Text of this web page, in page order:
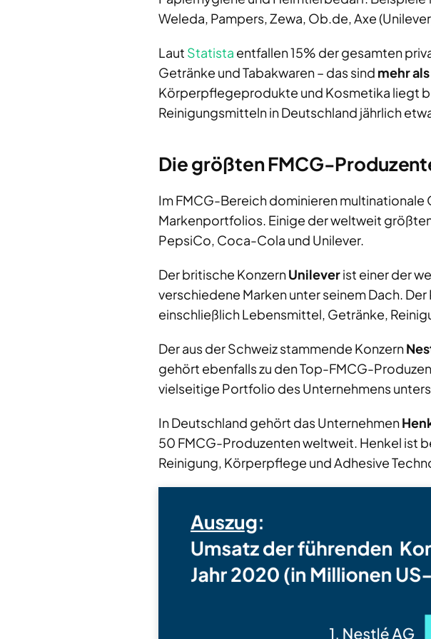
Weleda, Pampers, Zewa, Ob.de, Axe
Laut Statista entfallen 15% der gesamten
Getränke und Tabakwaren – das sind mehr
Körperpflegeprodukte und Kosmetika liegt
Reinigungsmitteln in Deutschland jährlich
Die größten FMCG-
Im FMCG-Bereich dominieren
Markenportfolios. Einige der weltweit
PepsiCo, Coca-Cola und Unilever.
Der britische KonzernUnileverist einer der
verschiedene Marken unter seinem Dach.
einschließlich Lebensmittel, Getränke,
Der aus der Schweiz stammende Konzern
gehört ebenfalls zu den Top-FMCG-
vielseitige Portfolio des Unternehmens
In Deutschland gehört das Unternehmen
50 FMCG-Produzenten weltweit. Henkel ist
Reinigung, Körperpflege und Adhesive